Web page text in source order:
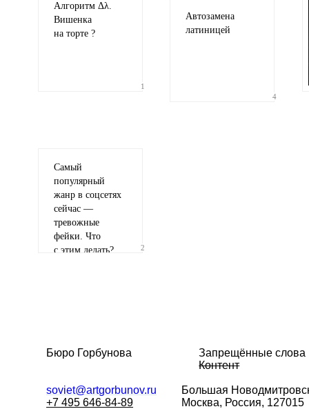
Алгоритм Δλ.
Вишенка
на торте ?
1
Автозамена
латиницей
4
Самый
популярный
жанр в соцсетях
сейчас —
тревожные
фейки. Что
с этим делать?
2
Бюро Горбунова
Запрещённые слова
Контент
soviet@artgorbunov.ru
+7 495 646-84-89
Большая
Москва, Россия, 127015